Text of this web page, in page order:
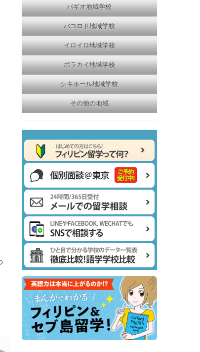
バギオ地域学校
バコロド地域学校
イロイロ地域学校
ボラカイ地域学校
シキホール地域学校
その他の地域